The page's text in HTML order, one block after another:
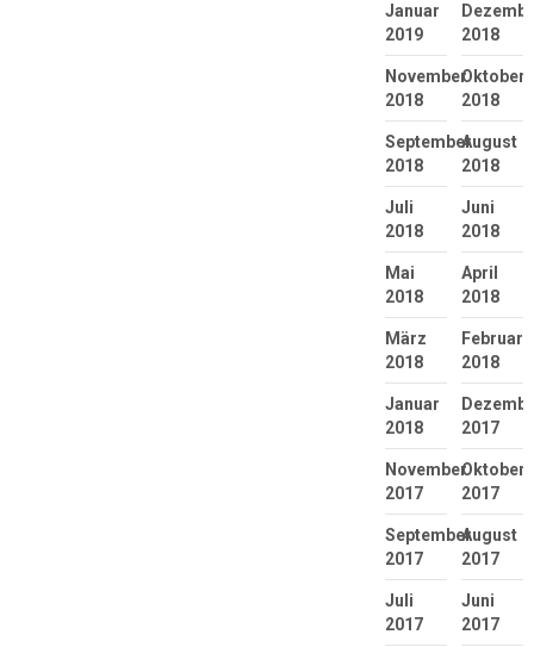
Januar
2019
2018
November
2018
Oktober
2018
September
2018
August
2018
Juli
2018
Juni
2018
Mai
2018
April
2018
März
2018
Februar
2018
Januar
2018
2017
November
2017
Oktober
2017
September
2017
August
2017
Juli
2017
Juni
2017